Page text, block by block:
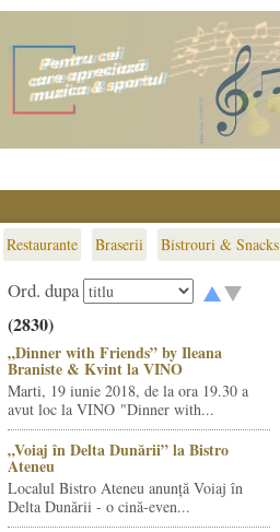
Restaurante Braserii Bistrouri & Snacks
Ord. dupa
(2830)
„Dinner with Friends” by Ileana
Braniste & Kvint la VINO
Marti, 19 iunie 2018, de la ora 19.30 a
avut loc la VINO "Dinner with...
„Voiaj în Delta Dunării” la Bistro
Ateneu
Localul Bistro Ateneu anunță Voiaj în
Delta Dunării - o cină-even...